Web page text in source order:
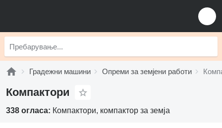
Градежни машини Опреми за земјени работи
Компактори
338 огласа: Компактори, компактор за земја